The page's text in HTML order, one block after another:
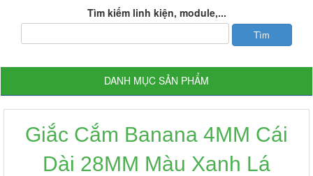
Tìm kiếm linh kiện, module,...
DANH MỤC SẢN PHẨM
Giắc Cắm Banana 4MM Cái
Dài 28MM Màu Xanh Lá